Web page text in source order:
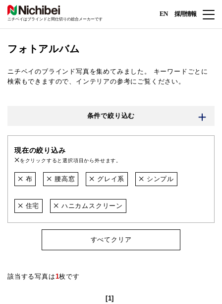
ニチベイはブラインドと間仕切りの総合メーカーです
EN 採用情報
フォトアルバム
ニチベイのブラインド写真を集めてみました。
キーワードごとに
検索もできますので、インテリアの参考にご覧ください。
条件で絞り込む
現在の絞り込み
をクリックすると選択項目から外せます。
布 腰高窓 グレイ系 シンプル
住宅 ハニカムスクリーン
すべてクリア
該当する写真は1枚です
[1]